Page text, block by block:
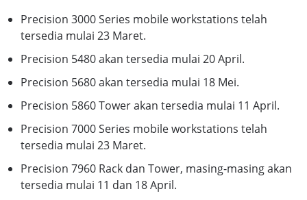
Precision 3000 Series mobile workstations telah
tersedia mulai 23 Maret.
Precision 5480 akan tersedia mulai 20 April.
Precision 5680 akan tersedia mulai 18 Mei.
Precision 5860 Tower akan tersedia mulai 11 April.
Precision 7000 Series mobile workstations telah
tersedia mulai 23 Maret.
Precision 7960 Rack dan Tower, masing-masing akan
tersedia mulai 11 dan 18 April.